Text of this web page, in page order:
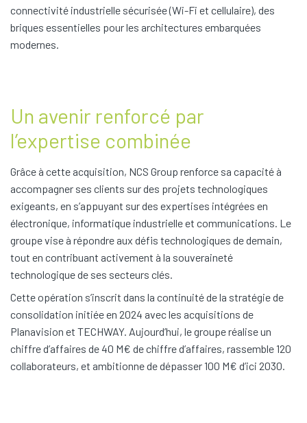
connectivité industrielle sécurisée (Wi-Fi et cellulaire), des
briques essentielles pour les architectures embarquées
modernes.
Un avenir renforcé par
l’expertise combinée
Grâce à cette acquisition, NCS Group renforce sa capacité à
accompagner ses clients sur des projets technologiques
exigeants, en s’appuyant sur des expertises intégrées en
électronique, informatique industrielle et communications. Le
groupe vise à répondre aux défis technologiques de demain,
tout en contribuant activement à la souveraineté
technologique de ses secteurs clés.
Cette opération s’inscrit dans la continuité de la stratégie de
consolidation initiée en 2024 avec les acquisitions de
Planavision et TECHWAY. Aujourd’hui, le groupe réalise un
chiffre d’affaires de 40 M€ de chiffre d’affaires, rassemble 120
collaborateurs, et ambitionne de dépasser 100 M€ d’ici 2030.